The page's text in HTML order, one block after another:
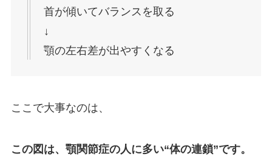
首が傾いてバランスを取る
↓
顎の左右差が出やすくなる
ここで大事なのは、
この図は、顎関節症の人に多い“体の連鎖”です。